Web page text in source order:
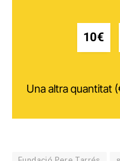
10€
Una altra quantitat